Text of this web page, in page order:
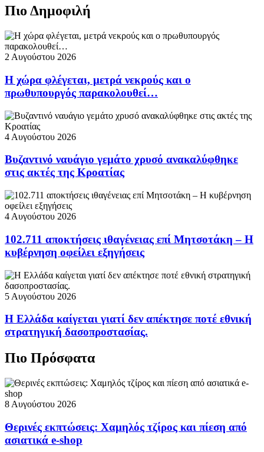
Πιο Δημοφιλή
2 Αυγούστου 2026
Η χώρα φλέγεται, μετρά νεκρούς και ο
πρωθυπουργός παρακολουθεί…
4 Αυγούστου 2026
Βυζαντινό ναυάγιο γεμάτο χρυσό ανακαλύφθηκε
στις ακτές της Κροατίας
4 Αυγούστου 2026
102.711 αποκτήσεις ιθαγένειας επί Μητσοτάκη – Η
κυβέρνηση οφείλει εξηγήσεις
5 Αυγούστου 2026
Η Ελλάδα καίγεται γιατί δεν απέκτησε ποτέ εθνική
στρατηγική δασοπροστασίας.
Πιο Πρόσφατα
8 Αυγούστου 2026
Θερινές εκπτώσεις: Χαμηλός τζίρος και πίεση από
ασιατικά e-shop